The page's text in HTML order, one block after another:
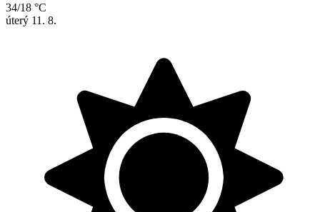
34/18 °C
úterý 11. 8.